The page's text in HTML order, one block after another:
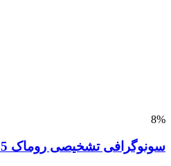
8%
سونوگرافی تشخیصی روماک 2025 جلد اول